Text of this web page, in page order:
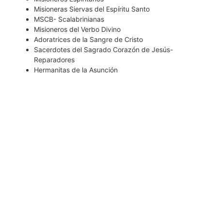
Misioneras Siervas del Espíritu Santo
MSCB- Scalabrinianas
Misioneros del Verbo Divino
Adoratrices de la Sangre de Cristo
Sacerdotes del Sagrado Corazón de Jesús-
Reparadores
Hermanitas de la Asunción